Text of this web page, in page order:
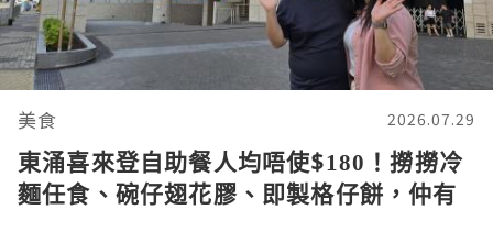
美食 2026.07.29
東涌喜來登自助餐人均唔使$180！撈撈冷
麵任食、碗仔翅花膠、即製格仔餅，仲有